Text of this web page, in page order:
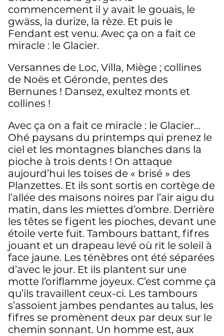
commencement il y avait le gouais, le
gwäss, la durize, la rèze. Et puis le
Fendant est venu. Avec ça on a fait ce
miracle : le Glacier.
Versannes de Loc, Villa, Miège ; collines
de Noës et Géronde, pentes des
Bernunes ! Dansez, exultez monts et
collines !
Avec ça on a fait ce miracle : le Glacier…
Ohé paysans du printemps qui prenez le
ciel et les montagnes blanches dans la
pioche à trois dents ! On attaque
aujourd’hui les toises de « brisé » des
Planzettes. Et ils sont sortis en cortège de
l’allée des maisons noires par l’air aigu du
matin, dans les miettes d’ombre. Derrière
les têtes se figent les pioches, devant une
étoile verte fuit. Tambours battant, fifres
jouant et un drapeau levé où rit le soleil à
face jaune. Les ténèbres ont été séparées
d’avec le jour. Et ils plantent sur une
motte l’oriflamme joyeux. C’est comme ça
qu’ils travaillent ceux-ci. Les tambours
s’assoient jambes pendantes au talus, les
fifres se promènent deux par deux sur le
chemin sonnant. Un homme est, aux